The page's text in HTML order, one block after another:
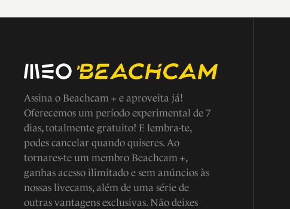
Assina o Beachcam + e aproveita já!
Oferecemos um período experimental de 7
dias, totalmente gratuito! E lembra-te,
podes cancelar quando quiseres. Ao
tornares-te um membro Beachcam +,
ganhas acesso ilimitado e sem anúncios às
nossas livecams, além de uma série de
outras vantagens exclusivas. Não deixes